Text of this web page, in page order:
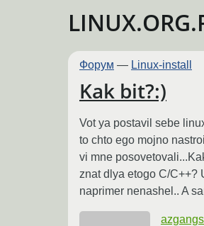
Форум — Linux-install
Kak bit?:)
Vot ya postavil sebe
to chto ego mojno
vi mne
znat dlya etogo C/C++?
naprimer nenashel.. A